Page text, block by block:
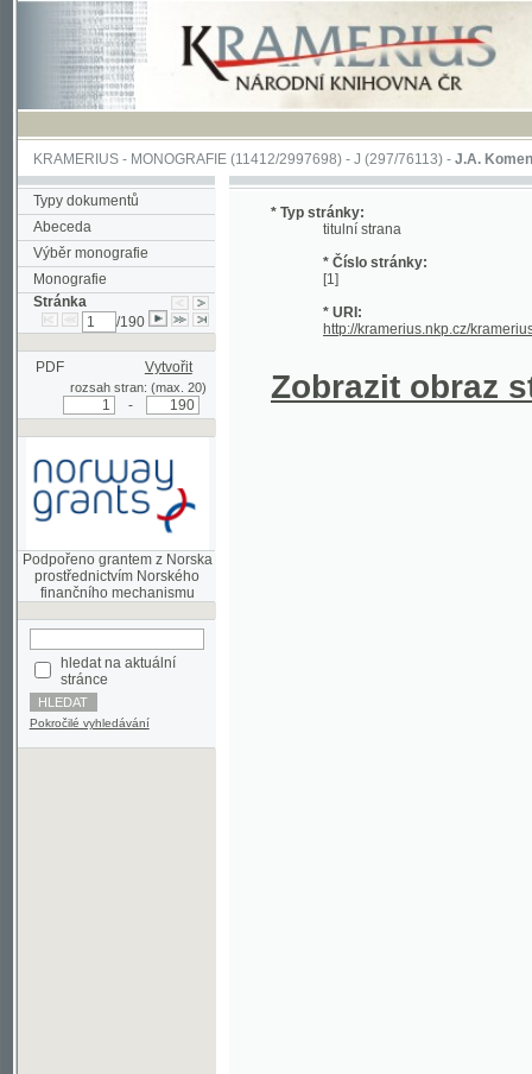
KRAMERIUS-MONOGRAFIE(11412/2997698) -J (297/76113)-J.A. Komenského
Typy dokumentů
Abeceda
Výběr monografie
Monografie
Stránka
/190
PDF Vytvořit
rozsah stran: (max. 20)
Podpořeno grantem z Norska
prostřednictvím Norského
hledat na aktuální
stránce
Pokročilé vyhledávání
* Typ stránky:
titulní strana
* Číslo stránky:
* URI: